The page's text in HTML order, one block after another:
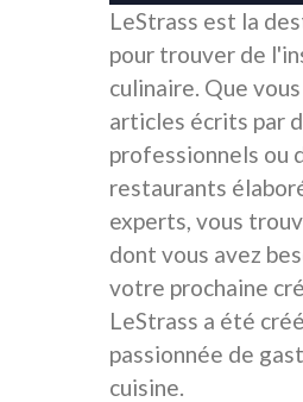
LeStrass est la
pour trouver de
culinaire. Que
articles écrits par
professionnels ou
restaurants
experts, vous
dont vous avez
votre prochaine
LeStrass a été
passionnée de
cuisine.